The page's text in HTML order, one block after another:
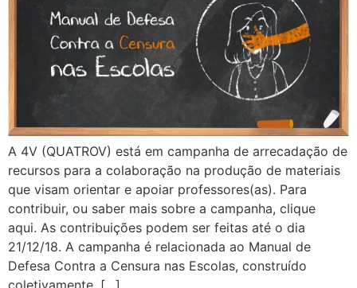
A 4V (QUATROV) está em campanha de arrecadação de
recursos para a colaboração na produção de materiais
que visam orientar e apoiar professores(as). Para
contribuir, ou saber mais sobre a campanha, clique
aqui. As contribuições podem ser feitas até o dia
21/12/18. A campanha é relacionada ao Manual de
Defesa Contra a Censura nas Escolas, construído